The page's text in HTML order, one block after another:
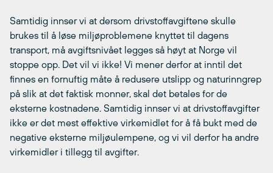
Samtidig innser vi at dersom drivstoffavgiftene skulle
brukes til å løse miljøproblemene knyttet til dagens
transport, må avgiftsnivået legges så høyt at Norge vil
stoppe opp. Det vil vi ikke! Vi mener derfor at inntil det
finnes en fornuftig måte å redusere utslipp og naturinngrep
på slik at det faktisk monner, skal det betales for de
eksterne kostnadene. Samtidig innser vi at drivstoffavgifter
ikke er det mest effektive virkemidlet for å få bukt med de
negative eksterne miljøulempene, og vi vil derfor ha andre
virkemidler i tillegg til avgifter.